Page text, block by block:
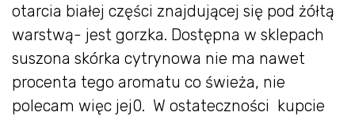
otarcia białej części znajdującej się pod żółtą
warstwą- jest gorzka. Dostępna w sklepach
suszona skórka cytrynowa nie ma nawet
procenta tego aromatu co świeża, nie
polecam więc jej0. W ostateczności kupcie